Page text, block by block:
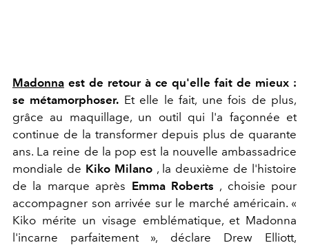
Madonna est de retour à ce qu'elle fait de mieux :
se métamorphoser. Et elle le fait, une fois de plus,
grâce au maquillage, un outil qui l'a façonnée et
continue de la transformer depuis plus de quarante
ans. La reine de la pop est la nouvelle ambassadrice
mondiale de Kiko Milano, la deuxième de l'histoire
de la marque après Emma Roberts , choisie pour
accompagner son arrivée sur le marché américain. «
Kiko mérite un visage emblématique, et Madonna
l'incarne parfaitement », déclare Drew Elliott,